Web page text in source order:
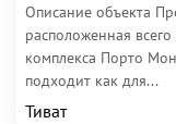
Описание объекта
расположенная
комплекса Порто
подходит как для...
Тиват